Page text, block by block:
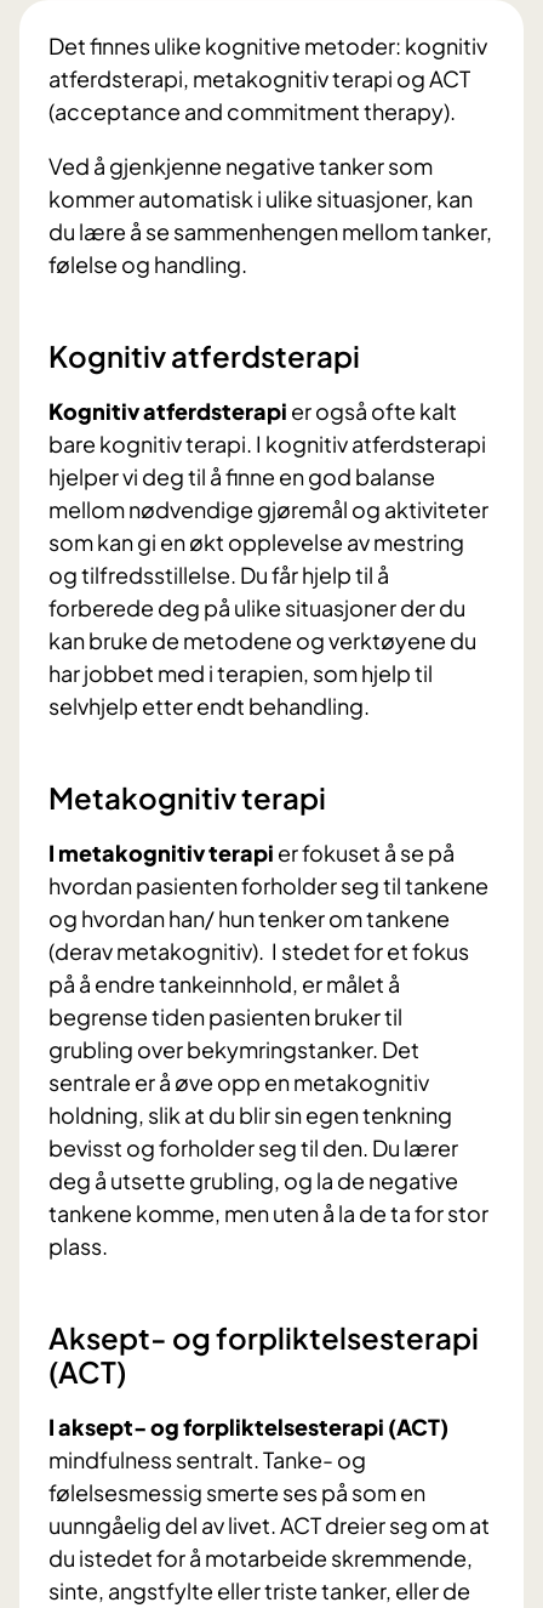
Det finnes ulike kognitive metoder: kognitiv
atferdsterapi, metakognitiv terapi og ACT
(acceptance and commitment therapy).
Ved å gjenkjenne negative tanker som
kommer automatisk i ulike situasjoner, kan
du lære å se sammenhengen mellom tanker,
følelse og handling.
Kognitiv atferdsterapi
Kognitiv atferdsterapi er også ofte kalt
bare kognitiv terapi. I kognitiv atferdsterapi
hjelper vi deg til å finne en god balanse
mellom nødvendige gjøremål og aktiviteter
som kan gi en økt opplevelse av mestring
og tilfredsstillelse. Du får hjelp til å
forberede deg på ulike situasjoner der du
kan bruke de metodene og verktøyene du
har jobbet med i terapien, som hjelp til
selvhjelp etter endt behandling.
Metakognitiv terapi
I metakognitiv terapi er fokuset å se på
hvordan pasienten forholder seg til tankene
og hvordan han/ hun tenker om tankene
(derav metakognitiv). I stedet for et fokus
på å endre tankeinnhold, er målet å
begrense tiden pasienten bruker til
grubling over bekymringstanker. Det
sentrale er å øve opp en metakognitiv
holdning, slik at du blir sin egen tenkning
bevisst og forholder seg til den. Du lærer
deg å utsette grubling, og la de negative
tankene komme, men uten å la de ta for stor
plass.
Aksept- og forpliktelsesterapi
(ACT)
I aksept- og forpliktelsesterapi (ACT)
mindfulness sentralt. Tanke- og
følelsesmessig smerte ses på som en
uunngåelig del av livet. ACT dreier seg om at
du istedet for å motarbeide skremmende,
sinte, angstfylte eller triste tanker, eller de